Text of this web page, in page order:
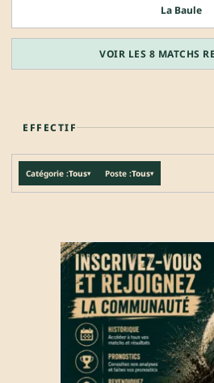
La Baule
VOIR LES 8 MATCHS
EFFECTIF
Catégorie :Tous▾ Poste :Tous▾